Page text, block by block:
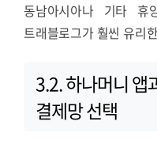
동남아시아나 기타
트래블로그가 훨씬 유리
3.2. 하나머니 앱
결제망 선택